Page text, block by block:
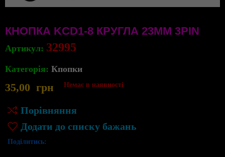
КНОПКА KCD1-8 КРУГЛА 23ММ 3PIN
Артикул: 32995
Категорія: Кпопки
35,00 грн Немає в наявності
Порівняння
Додати до списку бажань
Поділитись: